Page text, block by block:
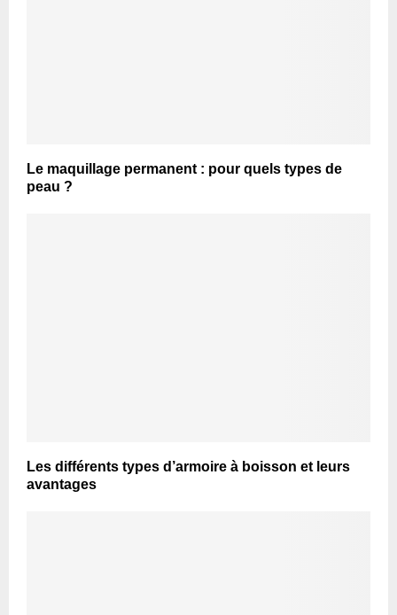
Le maquillage permanent : pour quels types de
peau ?
Les différents types d’armoire à boisson et leurs
avantages